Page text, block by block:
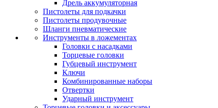
Дрель аккумуляторная
Пистолеты для подкачки
Пистолеты продувочные
Шланги пневматические
Инструменты в ложементах
Головки с насадками
Торцевые головки
Губцевый инструмент
Ключи
Комбинированные наборы
Отвертки
Ударный инструмент